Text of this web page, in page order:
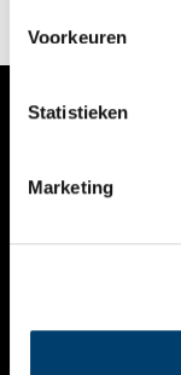
Voorkeuren
Statistieken
Marketing
NIEUWS
KALENDER
ACTIVITEITEN